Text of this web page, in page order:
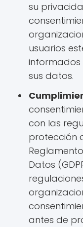
su
usuarios
informados
sus datos.
con las
protección
Datos
antes de